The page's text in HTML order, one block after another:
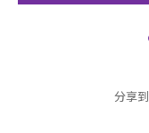
分享到